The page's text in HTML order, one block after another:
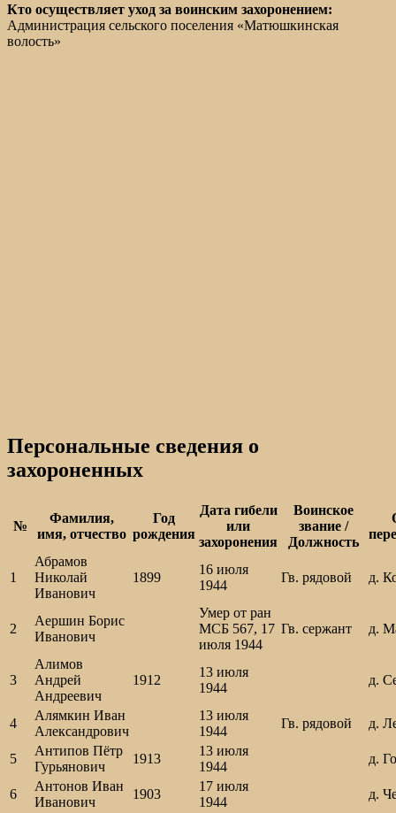
Кто осуществляет уход за воинским захоронением:
Администрация сельского поселения «Матюшкинская
волость»
Персональные сведения о
захороненных
№
Фамилия,
имя, отчество
Год
рождения
Дата гибели
или
захоронения
Воинское
звание /
Должность
1
Абрамов
Николай
Иванович
1899
16 июля
1944
Гв. рядовой д.
2
Аершин Борис
Иванович
Умер от ран
МСБ 567, 17
июля 1944
Гв. сержант д.
3
Алимов
Андрей
Андреевич
1912
13 июля
1944
д.
4
Алямкин Иван
Александрович
13 июля
1944
Гв. рядовой д.
5
Антипов Пётр
Гурьянович
1913
13 июля
1944
д.
6
Антонов Иван
Иванович
1903
17 июля
1944
д.